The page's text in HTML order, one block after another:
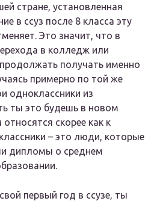
стране, установленная
в ссуз после 8 класса эту
Это значит, что в
в колледж или
получать именно
примерно по той же
одноклассники из
ты это будешь в новом
относятся скорее как к
– это люди, которые
дипломы о среднем
первый год в ссузе, ты